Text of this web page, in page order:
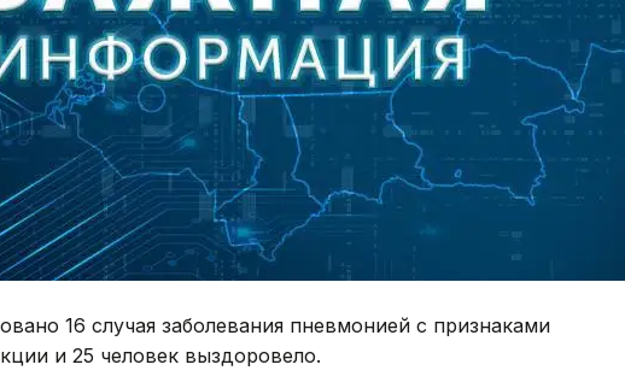
16 случая заболевания пневмонией с признаками
и 25 человек выздоровело.